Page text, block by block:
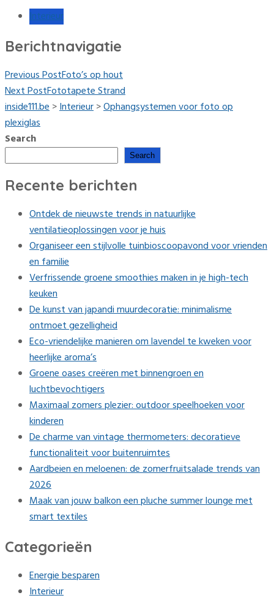
Interieur
Berichtnavigatie
Previous PostFoto’s op hout
Next PostFototapete Strand
inside111.be>Interieur>Ophangsystemen voor foto op
plexiglas
Search
Search
Recente berichten
Ontdek de nieuwste trends in natuurlijke
ventilatieoplossingen voor je huis
Organiseer een stijlvolle tuinbioscoopavond voor vrienden
en familie
Verfrissende groene smoothies maken in je high-tech
keuken
De kunst van japandi muurdecoratie: minimalisme
ontmoet gezelligheid
Eco-vriendelijke manieren om lavendel te kweken voor
heerlijke aroma’s
Groene oases creëren met binnengroen en
luchtbevochtigers
Maximaal zomers plezier: outdoor speelhoeken voor
kinderen
De charme van vintage thermometers: decoratieve
functionaliteit voor buitenruimtes
Aardbeien en meloenen: de zomerfruitsalade trends van
2026
Maak van jouw balkon een pluche summer lounge met
smart textiles
Categorieën
Energie besparen
Interieur